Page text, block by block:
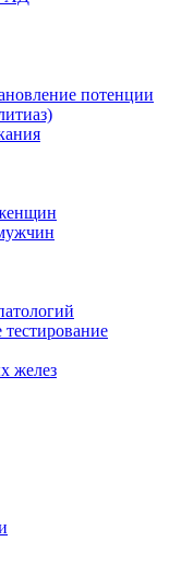
потенции
желез